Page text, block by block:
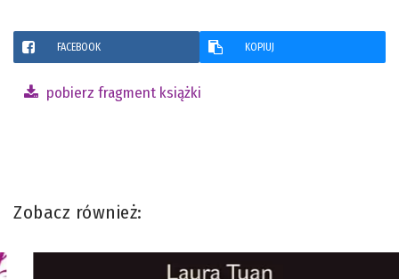
FACEBOOK KOPIUJ
pobierz fragment książki
Zobacz również: